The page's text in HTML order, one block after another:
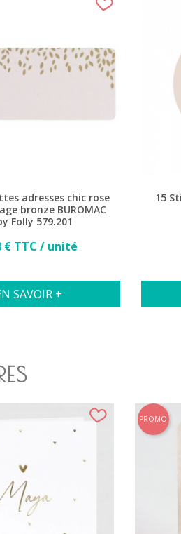
adresses chic rose
bronze BUROMAC
Folly 579.201
Prix
€ TTC / unité
SAVOIR +
15
PROMO